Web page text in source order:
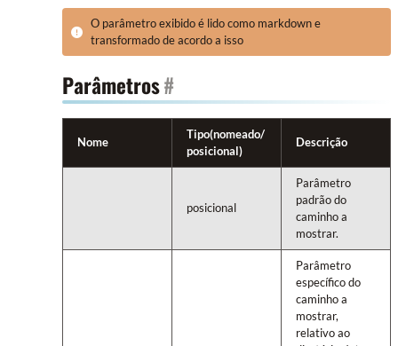
O parâmetro exibido é lido como markdown e
transformado de acordo a isso
Parâmetros#
Nome
Tipo(nomeado/
posicional)
Descrição
posicional
Parâmetro
padrão do
caminho a
mostrar.
Parâmetro
específico do
caminho a
mostrar,
relativo ao